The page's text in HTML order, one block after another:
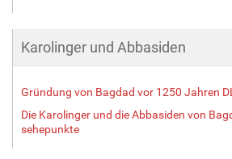
Karolinger und Abbasiden
Gründung von Bagdad vor 1250 Jahren
Die Karolinger und die Abbasiden von
sehepunkte